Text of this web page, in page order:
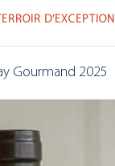
D’EXCEPTION
Gourmand 2025